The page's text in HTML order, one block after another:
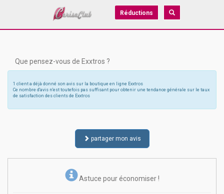
Réductions
Que pensez-vous de Exxtros ?
1 client a déjà donné son avis sur la boutique en ligne Exxtros
Ce nombre d'avis n'est toutefois pas suffisant pour obtenir une tendance générale sur le taux
de satisfaction des clients de Exxtros
partager mon avis
Astuce pour économiser !